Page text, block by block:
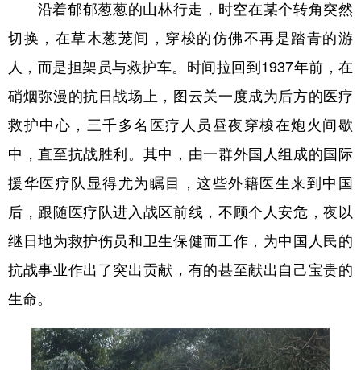
沿着郁郁葱葱的山林行走，时空在某个转角突然
切换，在草木葱茏间，穿梭的仿佛不再是踏青的游
人，而是担架员与救护车。时间拉回到1937年前，在
硝烟弥漫的抗日战场上，图云关一度成为后方的医疗
救护中心，三千多名医疗人员昼夜穿梭在炮火间歇
中，直至抗战胜利。其中，由一群外国人组成的国际
援华医疗队显得尤为瞩目，这些外籍医生来到中国
后，跟随医疗队进入战区前线，不顾个人安危，夜以
继日地为救护伤员和卫生保健而工作，为中国人民的
抗战事业作出了突出贡献，有的甚至献出自己宝贵的
生命。